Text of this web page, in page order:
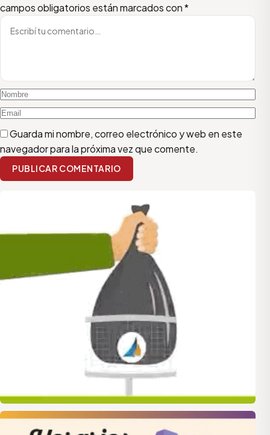
campos obligatorios están marcados con*
Guarda mi nombre, correo electrónico y web en este
navegador para la próxima vez que comente.
PUBLICAR COMENTARIO
quilmes